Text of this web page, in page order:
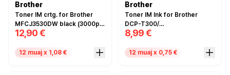
Brother
Toner IM crtg. for Brother
MFCJ3530DW black (3000p.),
LC3619/3617XLB –
12,90 €
12 muaj x 1,08 €
Brother
Toner IM Ink for Brother
DCP-T300/
500W/700W/800W black
8,99 €
12 muaj x 0,75 €